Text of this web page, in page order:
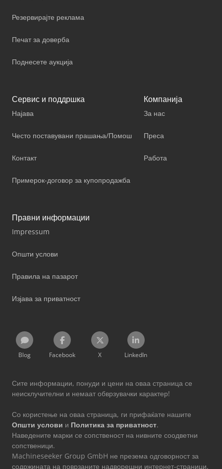
Резервирајте реклама
Печат за доверба
Поднесете аукција
Сервис и поддршка
Најава
Често поставувани прашања/Помош
Контакт
Примерок-договор за купопродажба
Компанија
За нас
Преса
Работа
Правни информации
Impressum
Општи услови
Правила на пазарот
Изјава за приватност
Blog Facebook X LinkedIn
Сите информации, понуди и цени на оваа страница се
неисклучителни и немаат обврзувачки карактер!
Со користење на оваа страница, ги прифаќате нашите
Општи услови и Политика за приватност.
Наведените марки се сопственост на нивните соодветни
сопственици.
Machineseeker Group GmbH не презема одговорност за
содржината на поврзаните надворешни интернет-страници.